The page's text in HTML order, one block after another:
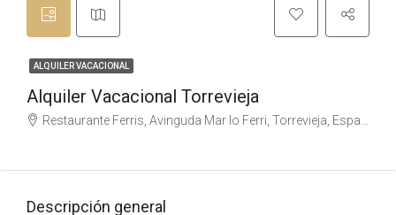
ALQUILER VACACIONAL
Alquiler Vacacional Torrevieja
Restaurante Ferris, Avinguda Mar lo Ferri, Torrevieja, España
Descripción general